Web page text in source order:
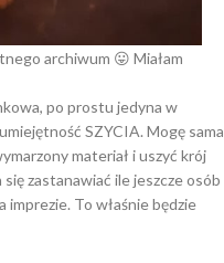
archiwum 😛 Miałam
po prostu jedyna w
SZYCIA. Mogę sama
materiał i uszyć krój
zastanawiać ile jeszcze osób
imprezie. To właśnie będzie